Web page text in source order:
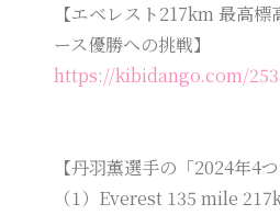
【エベレスト217km 最高
ース優勝への挑戦】
https://kibidango.com/
【丹羽薫選手の「2024年4つ
（1）Everest 135 mile